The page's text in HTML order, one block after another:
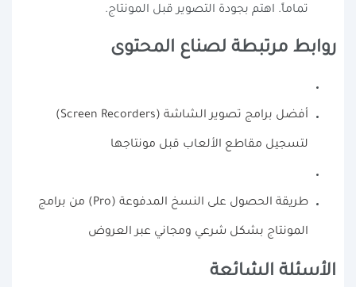
تماماً. اهتم بجودة التصوير قبل المونتاج.
روابط مرتبطة لصناع المحتوى
أفضل برامج تصوير الشاشة (Screen Recorders)
لتسجيل مقاطع الألعاب قبل مونتاجها
طريقة الحصول على النسخ المدفوعة (Pro) من برامج
المونتاج بشكل شرعي ومجاني عبر العروض
الأسئلة الشائعة